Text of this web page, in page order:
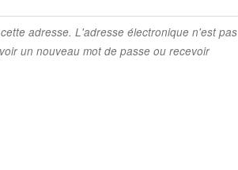
adresse. L'adresse électronique n'est pas
un nouveau mot de passe ou recevoir